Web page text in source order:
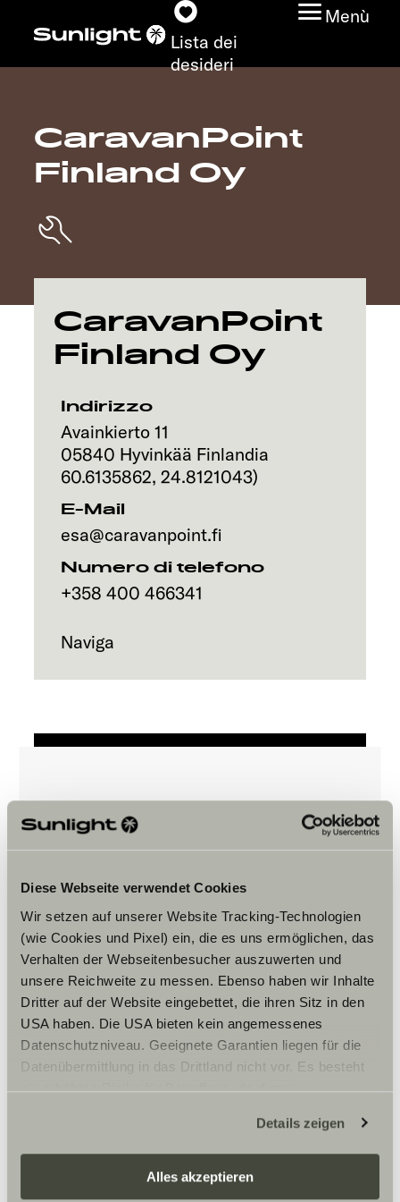
Diese Webseite verwendet Cookies
Wir setzen auf unserer Website Tracking-Technologien
(wie Cookies und Pixel) ein, die es uns ermöglichen, das
Verhalten der Webseitenbesucher auszuwerten und
unsere Reichweite zu messen. Ebenso haben wir Inhalte
Dritter auf der Website eingebettet, die ihren Sitz in den
USA haben. Die USA bieten kein angemessenes
Datenschutzniveau. Geeignete Garantien liegen für die
Datenübermittlung in das Drittland nicht vor. Es besteht
ein erhöhtes Risiko für Betroffene, da diesen
zustehen. Eingesetzte Dienstleister können Daten für
eigene Zwecke verarbeiten und mit anderen Daten
zusammenführen. Weitere Informationen finden Sie hier:
Datenschutzerklärung
Details zeigen
Alles akzeptieren
Lista dei
desideri
Menù
Modelli
Trovate il vostro
Ricerca concessionari
Scoprire
Servizi
CaravanPoint
Finland Oy
CaravanPoint
Finland Oy
Indirizzo
Avainkierto 11
05840 Hyvinkää Finlandia
60.6135862, 24.8121043)
E-Mail
esa@caravanpoint.fi
Numero di telefono
+358 400 466341
Naviga
Orari di apertura
Per visualizzare il contenuto,
accettare i cookies marketing.
Impostazioni Cookie